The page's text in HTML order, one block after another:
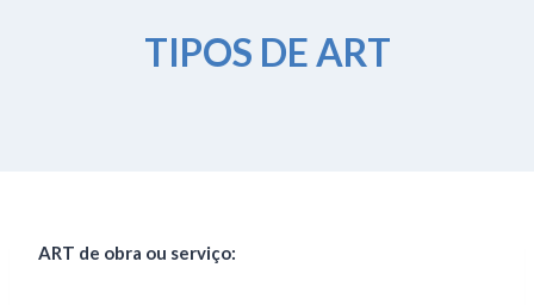
TIPOS DE ART
ART de obra ou serviço: